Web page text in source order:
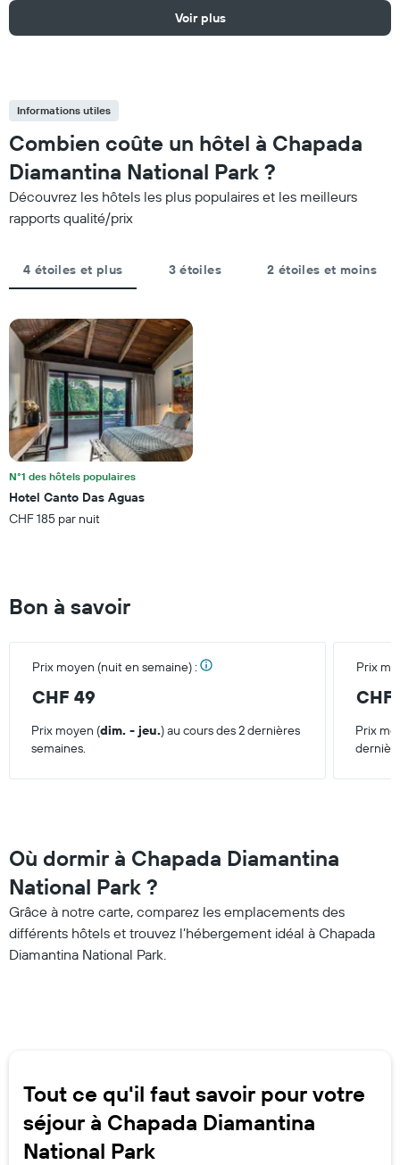
Voir plus
Informations utiles
Combien coûte un hôtel à Chapada
Diamantina National Park ?
Découvrez les hôtels les plus populaires et les meilleurs
rapports qualité/prix
4 étoiles et plus 3 étoiles 2 étoiles et moins
N°1 des hôtels populaires
Hotel Canto Das Aguas
CHF 185 par nuit
Bon à savoir
Prix moyen (nuit en semaine) :
CHF 49
Prix
CHF
Prix moyen (dim. - jeu.) au cours des 2 dernières
semaines.
Prix
Où dormir à Chapada Diamantina
National Park ?
Grâce à notre carte, comparez les emplacements des
différents hôtels et trouvez l’hébergement idéal à Chapada
Diamantina National Park.
Tout ce qu'il faut savoir pour votre
séjour à Chapada Diamantina
National Park